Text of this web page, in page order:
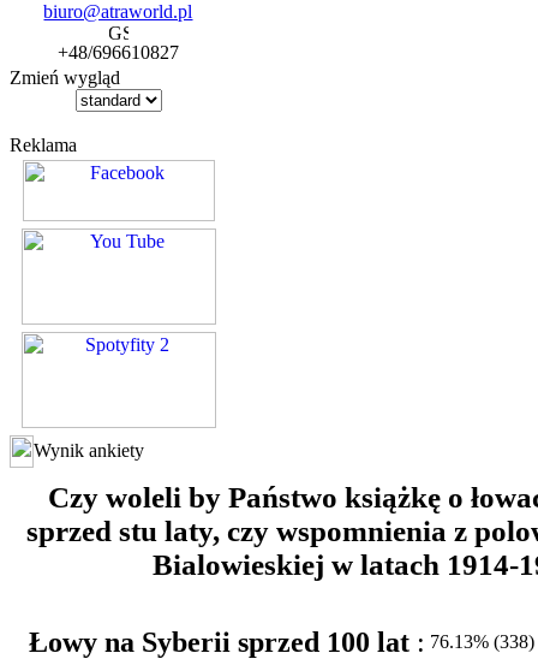
biuro@atraworld.pl
+48/696610827
Zmień wygląd
Reklama
Wynik ankiety
Czy woleli by Państwo książkę o
sprzed stu laty, czy wspomnienia z
Bialowieskiej w latach 1914-
Łowy na Syberii sprzed 100 lat : 76.13% (338)